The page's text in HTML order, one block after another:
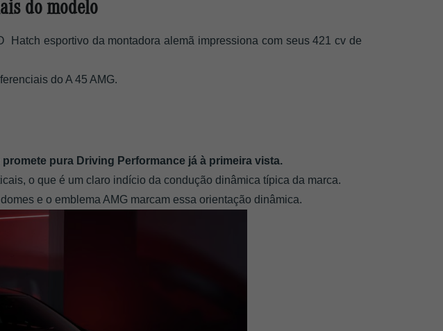
do modelo
Hatch esportivo da montadora alemã impressiona com seus 421 cv de
do A 45 AMG.
pura Driving Performance já à primeira vista.
o que é um claro indício da condução dinâmica típica da marca.
e o emblema AMG marcam essa orientação dinâmica.